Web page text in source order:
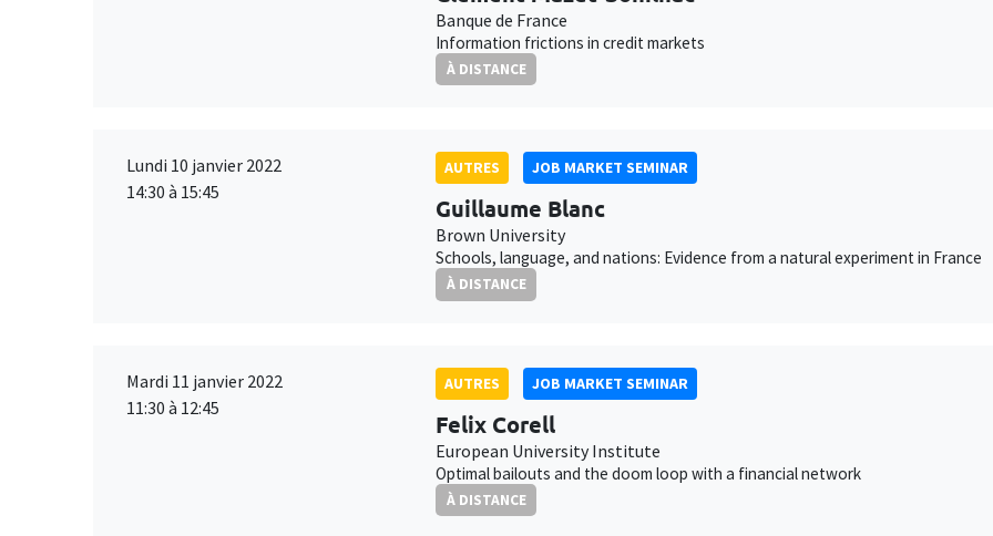
Banque de France
Information frictions in credit markets
À DISTANCE
Lundi 10 janvier 2022
14:30 à 15:45
AUTRES JOB MARKET SEMINAR
Guillaume Blanc
Brown University
Schools, language, and nations: Evidence from a natural experiment in France
À DISTANCE
Mardi 11 janvier 2022
11:30 à 12:45
AUTRES JOB MARKET SEMINAR
Felix Corell
European University Institute
Optimal bailouts and the doom loop with a financial network
À DISTANCE